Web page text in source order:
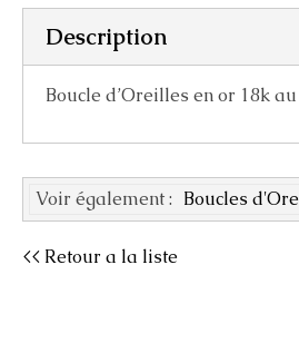
Description
Boucle d’Oreilles en or 18k
Voir également : Boucles
<< Retour a la liste